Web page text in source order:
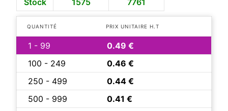
Stock 1575 7761
QUANTITÉ PRIX UNITAIRE H.T
1 - 99
0.49 €
100 - 249
0.46 €
250 - 499
0.44 €
500 - 999
0.41 €